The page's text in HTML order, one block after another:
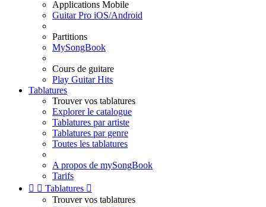
Applications Mobile
Guitar Pro iOS/Android
Partitions
MySongBook
Cours de guitare
Play Guitar Hits
Tablatures
Trouver vos tablatures
Explorer le catalogue
Tablatures par artiste
Tablatures par genre
Toutes les tablatures
A propos de mySongBook
Tarifs
  Tablatures 
Trouver vos tablatures